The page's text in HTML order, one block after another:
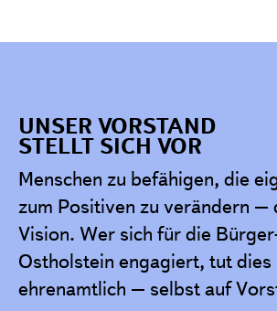
UNSER VORSTAND
STELLT SICH VOR
Menschen zu befähigen, die
zum Positiven zu verändern –
Vision. Wer sich für die
Ostholstein engagiert, tut dies
ehrenamtlich – selbst auf